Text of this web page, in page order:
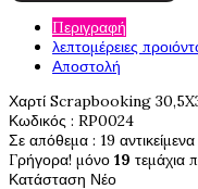
Περιγραφή
λεπτομέρειες
Αποστολή
Χαρτί Scrapbooking
Κωδικός : RP0024
Σε απόθεμα : 19 αντικείμενα
Γρήγορα! μόνο 19 τεμάχια
Κατάσταση Νέο